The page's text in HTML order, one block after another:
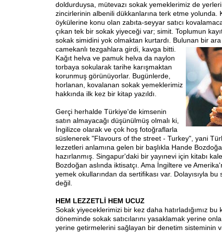
doldurduysa, mütevazı sokak yemeklerimiz de
zincirlerinin albenili dükkanlarına terk etme yolunda.
öykülerine konu olan zabıta-seyyar satıcı
çıkan tek bir sokak yiyeceği var; simit. Toplumun
sokak simidini yok olmaktan kurtardı. Bulunan bir
camekanlı tezgahlara girdi, kavga bitti.
Kağıt helva ve pamuk helva da naylon
torbaya sokularak tarihe karışmaktan
korunmuş görünüyorlar. Bugünlerde,
horlanan, kovalanan sokak yemeklerimiz
hakkında ilk kez bir kitap yazıldı.
Gerçi herhalde Türkiye'de kimsenin
satın almayacağı düşünülmüş olmalı ki,
İngilizce olarak ve çok hoş fotoğraflarla
süslenerek "Flavours of the street - Turkey", yani
lezzetleri anlamına gelen bir başlıkla Hande
hazırlanmış. Singapur'daki bir yayınevi için kitabı
Bozdoğan aslında iktisatçı. Ama İngiltere ve
yemek okullarından da sertifikası var. Dolayısıyla bu
değil.
HEM LEZZETLİ HEM UCUZ
Sokak yiyeceklerimizi bir kez daha hatırladığımız bu
döneminde sokak satıcılarını yasaklamak yerine
yerine getirmelerini sağlayan bir denetim sisteminin